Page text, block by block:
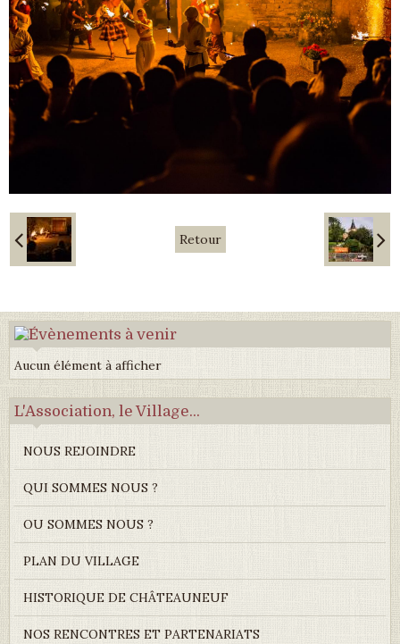
Retour
Aucun élément à afficher
L'Association, le Village...
NOUS REJOINDRE
QUI SOMMES NOUS ?
OU SOMMES NOUS ?
PLAN DU VILLAGE
HISTORIQUE DE CHÂTEAUNEUF
NOS RENCONTRES ET PARTENARIATS